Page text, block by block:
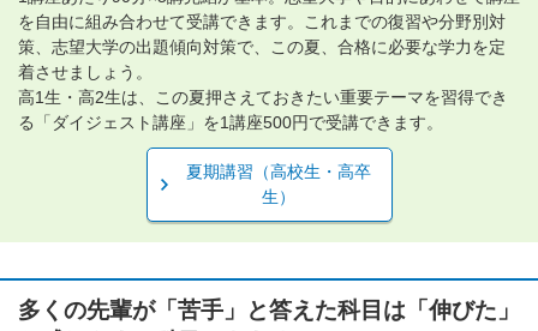
を自由に組み合わせて受講できます。これまでの復習や分野別対
策、志望大学の出題傾向対策で、この夏、合格に必要な学力を定
着させましょう。
高1生・高2生は、この夏押さえておきたい重要テーマを習得でき
る「ダイジェスト講座」を1講座500円で受講できます。
夏期講習（高校生・高卒
生）
多くの先輩が「苦手」と答えた科目は「伸びた」